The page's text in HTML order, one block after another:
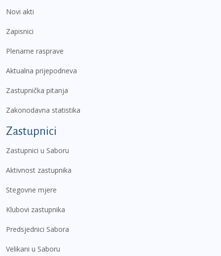
Novi akti
Zapisnici
Plenarne rasprave
Aktualna prijepodneva
Zastupnička pitanja
Zakonodavna statistika
Zastupnici
Zastupnici u Saboru
Aktivnost zastupnika
Stegovne mjere
Klubovi zastupnika
Predsjednici Sabora
Velikani u Saboru